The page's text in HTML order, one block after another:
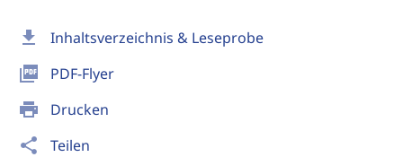
download Inhaltsverzeichnis & Leseprobe
picture_as_pdf PDF-Flyer
print Drucken
share Teilen